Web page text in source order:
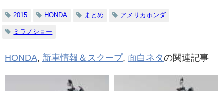
2015 HONDA まとめ アメリカホンダ
ミラノショー
HONDA, 新車情報＆スクープ, 面白ネタの関連記事